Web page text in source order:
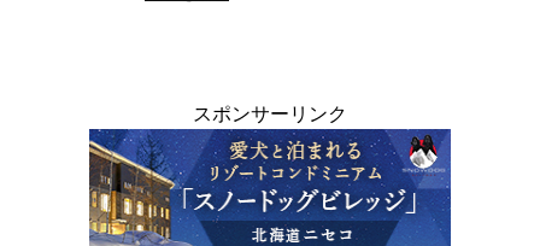
スポンサーリンク